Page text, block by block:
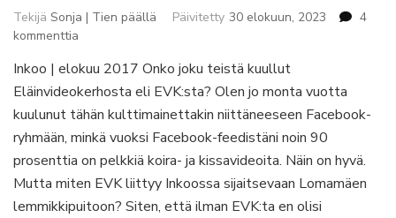
Tekijä Sonja | Tien päällä Päivitetty 30 elokuun, 2023
4
kommenttia
lemmikkipuistossa
silitin
kettua
kaulailin
käärmettä
Inkoo | elokuu 2017 Onko joku teistä kuullut
Eläinvideokerhosta eli EVK:sta? Olen jo monta vuotta
kuulunut tähän kulttimainettakin niittäneeseen Facebook-
ryhmään, minkä vuoksi Facebook-feedistäni noin 90
prosenttia on pelkkiä koira- ja kissavideoita. Näin on hyvä.
Mutta miten EVK liittyy Inkoossa sijaitsevaan Lomamäen
lemmikkipuitoon? Siten, että ilman EVK:ta en olisi